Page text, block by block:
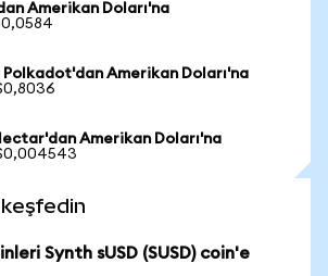
Amerikan Doları'na
Polkadot'dan Amerikan Doları'na
Amerikan Doları'na
Synth sUSD (SUSD) coin'e